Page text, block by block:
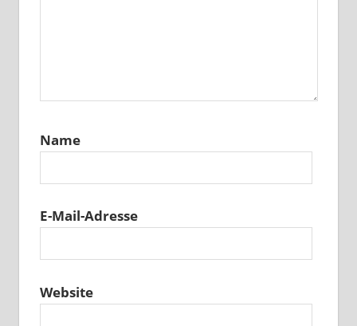
Name
E-Mail-Adresse
Website